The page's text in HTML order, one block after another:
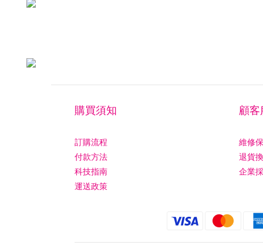
購買須知
訂購流程
付款方法
科技指南
運送政策
顧客
維修
退貨
企業